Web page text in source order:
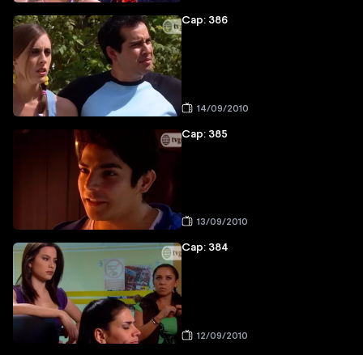
Cap: 386
14/09/2010
Cap: 385
13/09/2010
Cap: 384
12/09/2010